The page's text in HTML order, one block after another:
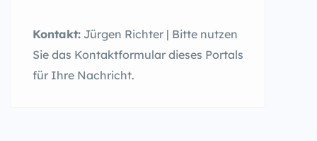
Kontakt: Jürgen Richter | Bitte nutzen
Sie das Kontaktformular dieses Portals
für Ihre Nachricht.